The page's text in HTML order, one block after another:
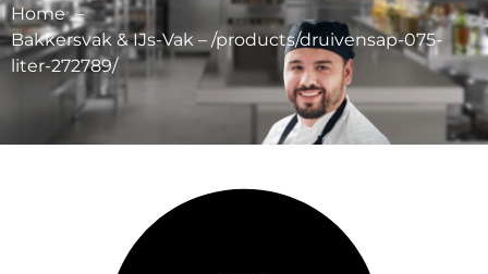
Home
Bakkersvak & IJs-Vak – /products/druivensap-075-
liter-272789/
Schulp Vruchtensappen